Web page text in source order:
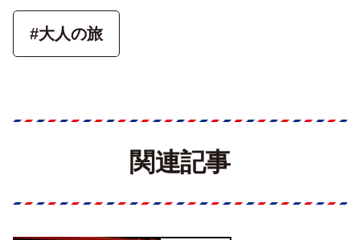
#大人の旅
関連記事